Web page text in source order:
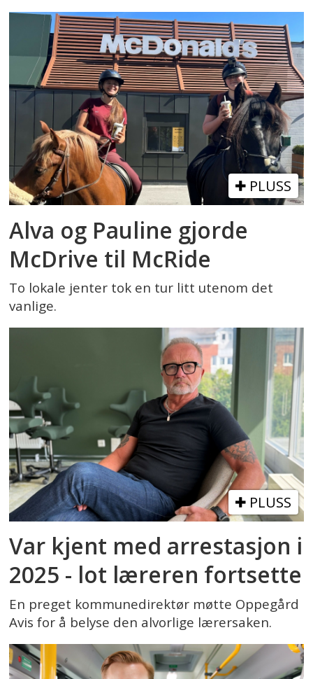
PLUSS
Alva og Pauline gjorde
McDrive til McRide
To lokale jenter tok en tur litt utenom det
vanlige.
PLUSS
Var kjent med arrestasjon i
2025 - lot læreren fortsette
En preget kommunedirektør møtte Oppegård
Avis for å belyse den alvorlige lærersaken.